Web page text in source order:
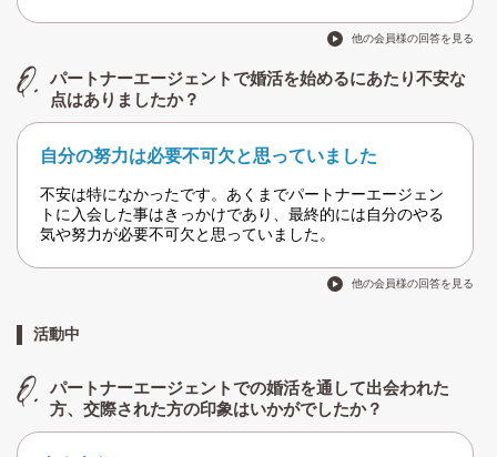
他の会員様の回答を見る
パートナーエージェントで婚活を始めるにあたり不安な
点はありましたか？
自分の努力は必要不可欠と思っていました
不安は特になかったです。あくまでパートナーエージェン
トに入会した事はきっかけであり、最終的には自分のやる
気や努力が必要不可欠と思っていました。
他の会員様の回答を見る
活動中
パートナーエージェントでの婚活を通して出会われた
方、交際された方の印象はいかがでしたか？